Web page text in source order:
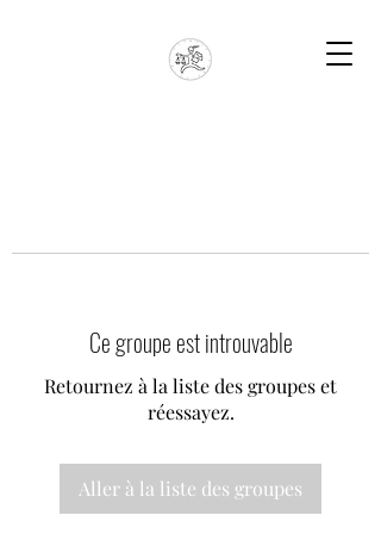
Ce groupe est introuvable
Retournez à la liste des groupes et
réessayez.
Aller à la liste des groupes